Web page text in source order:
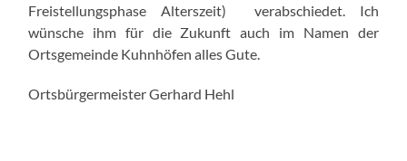
Freistellungsphase Alterszeit) verabschiedet. Ich
wünsche ihm für die Zukunft auch im Namen der
Ortsgemeinde Kuhnhöfen alles Gute.
Ortsbürgermeister Gerhard Hehl